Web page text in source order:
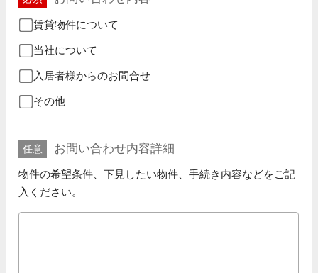
賃貸物件について
当社について
入居者様からのお問合せ
その他
任意 お問い合わせ内容詳細
物件の希望条件、下見したい物件、手続き内容などをご記
入ください。